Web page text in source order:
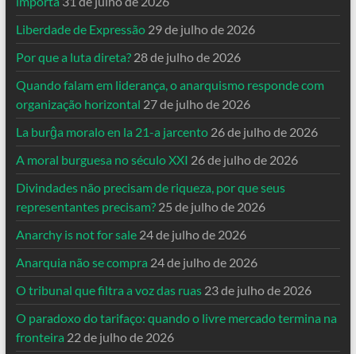
Liberdade de Expressão 29 de julho de 2026
Por que a luta direta? 28 de julho de 2026
Quando falam em liderança, o anarquismo responde com
organização horizontal 27 de julho de 2026
La burĝa moralo en la 21-a jarcento 26 de julho de 2026
A moral burguesa no século XXI 26 de julho de 2026
Divindades não precisam de riqueza, por que seus
representantes precisam? 25 de julho de 2026
Anarchy is not for sale 24 de julho de 2026
Anarquia não se compra 24 de julho de 2026
O tribunal que filtra a voz das ruas 23 de julho de 2026
O paradoxo do tarifaço: quando o livre mercado termina na
fronteira 22 de julho de 2026